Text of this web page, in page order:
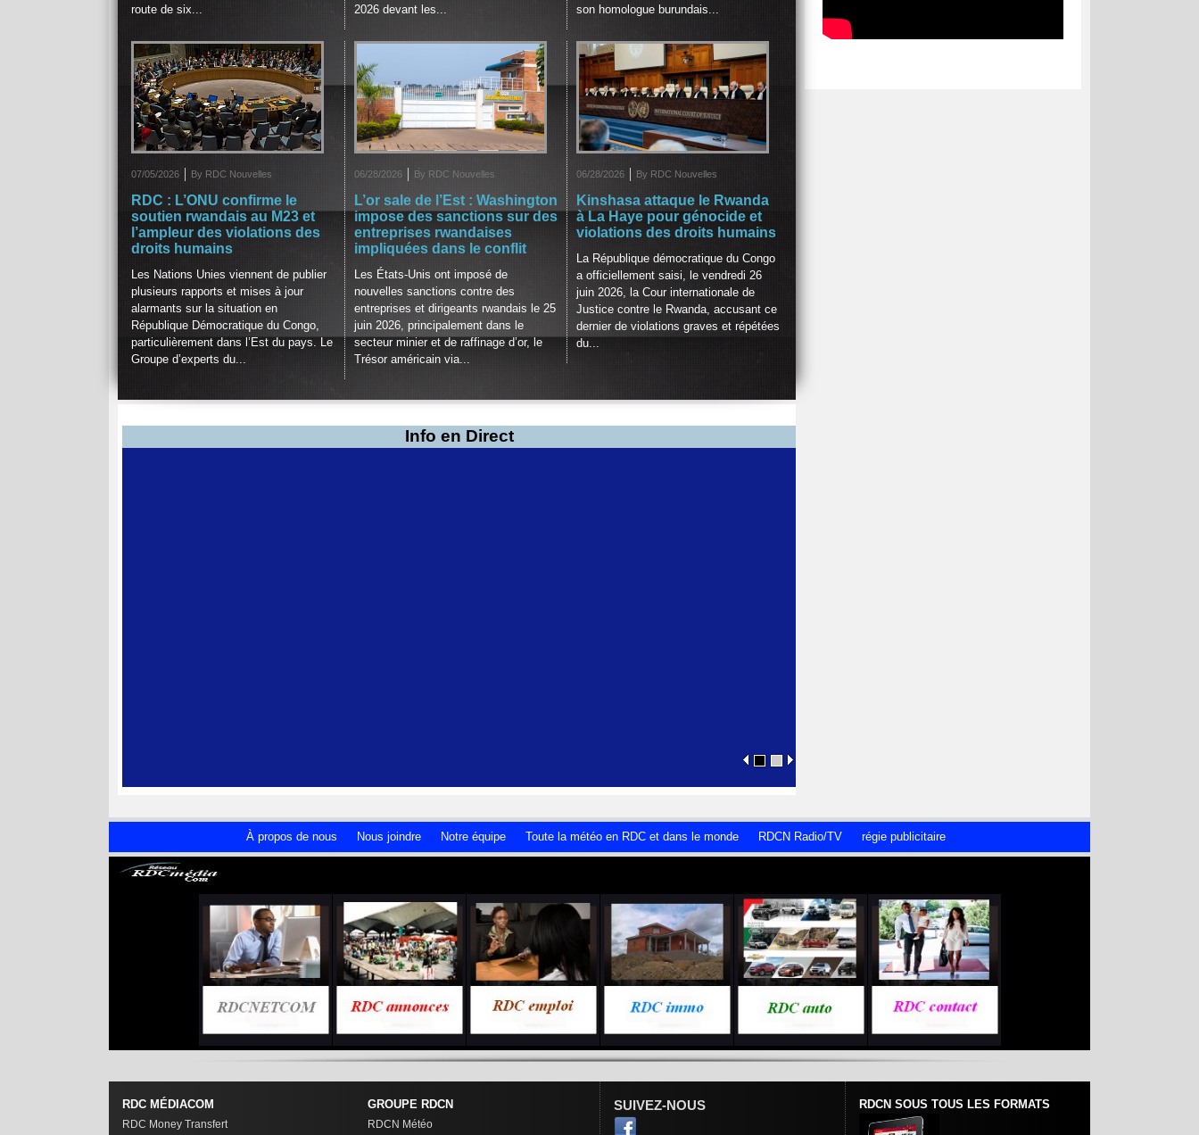
route de six...
2026 devant les...
son homologue burundais...
07/05/2026 By RDC Nouvelles
RDC : L’ONU confirme le
soutien rwandais au M23 et
l’ampleur des violations des
droits humains
Les Nations Unies viennent de publier
plusieurs rapports et mises à jour
alarmants sur la situation en
République Démocratique du Congo,
particulièrement dans l’Est du pays. Le
Groupe d’experts du...
06/28/2026 By RDC Nouvelles
L’or sale de l’Est : Washington
impose des sanctions sur des
entreprises rwandaises
impliquées dans le conflit
Les États-Unis ont imposé de
nouvelles sanctions contre des
entreprises et dirigeants rwandais le 25
juin 2026, principalement dans le
secteur minier et de raffinage d’or, le
Trésor américain via...
06/28/2026 By RDC Nouvelles
Kinshasa attaque le Rwanda
à La Haye pour génocide et
violations des droits humains
La République démocratique du Congo
a officiellement saisi, le vendredi 26
juin 2026, la Cour internationale de
Justice contre le Rwanda, accusant ce
dernier de violations graves et répétées
du...
Info en Direct
À propos de nous Nous joindre Notre équipe Toute la météo en RDC et dans le monde RDCN Radio/TV régie publicitaire
RDC MÉDIACOM
RDC Money Transfert
GROUPE RDCN
RDCN Météo
SUIVEZ-NOUS RDCN SOUS TOUS LES FORMATS